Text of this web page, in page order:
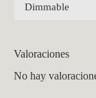
Dimmable
Valoraciones
No hay